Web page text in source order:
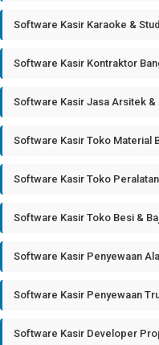
Software Kasir Karaoke &
Software Kasir Kontraktor
Software Kasir Jasa Arsitek
Software Kasir Toko Material
Software Kasir Toko
Software Kasir Toko Besi &
Software Kasir Penyewaan
Software Kasir Penyewaan
Software Kasir Developer